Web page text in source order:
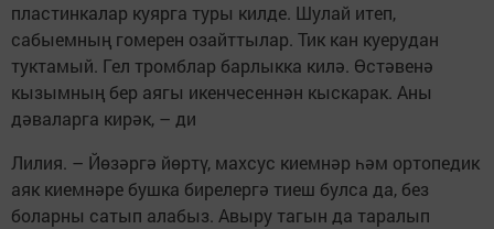
пластинкалар куярга туры килде. Шулай итеп,
сабыемның гомерен озайттылар. Тик кан куерудан
туктамый. Гел тромблар барлыкка килә. Өстәвенә
кызымның бер аягы икенчесеннән кыскарак. Аны
дәваларга кирәк, – ди
Лилия. – Йөзәргә йөртү, махсус киемнәр һәм ортопедик
аяк киемнәре бушка бирелергә тиеш булса да, без
боларны сатып алабыз. Авыру тагын да таралып